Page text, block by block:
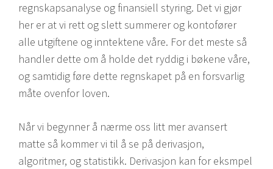
regnskapsanalyse og finansiell styring. Det vi gjør
her er at vi rett og slett summerer og kontofører
alle utgiftene og inntektene våre. For det meste så
handler dette om å holde det ryddig i bøkene våre,
og samtidig føre dette regnskapet på en forsvarlig
måte ovenfor loven.
Når vi begynner å nærme oss litt mer avansert
matte så kommer vi til å se på derivasjon,
algoritmer, og statistikk. Derivasjon kan for eksmpel